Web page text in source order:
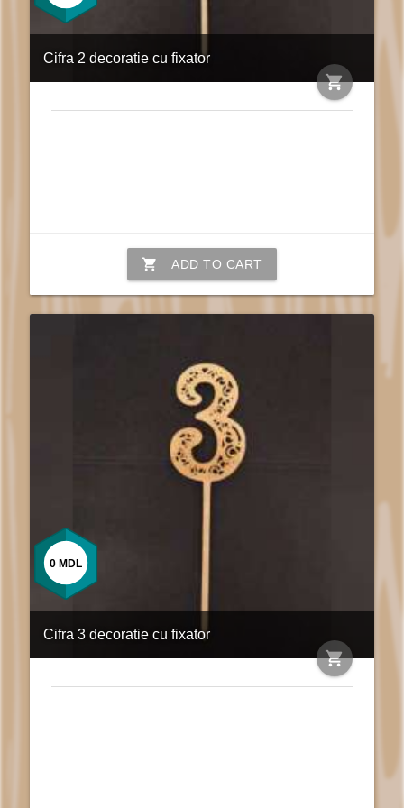
Cifra 2 decoratie cu fixator
shopping_cart
shopping_cart ADD TO CART
Cifra 3 decoratie cu fixator
shopping_cart
0 MDL